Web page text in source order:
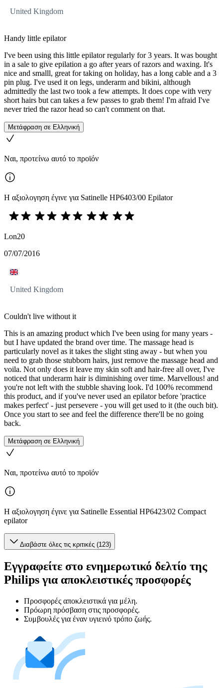
United Kingdom
Handy little epilator
I've been using this little epilator regularly for 3 years. It was bought
in a sale to give epilation a go after years of razors and waxing. It's
nice and smalll, great for taking on holiday, has a long cable and a 3
pin plug. I've used it on legs, underarm and bikini, although
admittedly the last two took a few attempts. It does cope with very
short hairs but can takes a few passes to grab them! I'm afraid I've
never tried the razor head so can't comment on that.
Μετάφραση σε Ελληνική
Ναι, προτείνω αυτό το προϊόν
Η αξιολογηση έγινε για Satinelle HP6403/00 Epilator
Lon20
07/07/2016
United Kingdom
Couldn't live without it
This is an amazing product which I've been using for many years -
but I have updated the brand over time. The massage head is
particularly novel as it takes the slight sting away - but when you
need to grab those stubborn hairs, just remove the massage head and
voila. Not only does it leave my skin soft and hair-free all over, I've
noticed that underarm hair is diminishing over time. Marvellous! and
you're not left with the stubble shaving look. I'd 100% recommend
this product, and if you've never used an epilator before 'practice
makes perfect' - just persevere - you will get used to it (the ouch bit).
Once you start to see and feel the difference there'll be no going
back.
Μετάφραση σε Ελληνική
Ναι, προτείνω αυτό το προϊόν
Η αξιολογηση έγινε για Satinelle Essential HP6423/02 Compact
epilator
Διαβάστε όλες τις κριτικές (123)
Εγγραφείτε στο ενημερωτικό δελτίο της
Philips για αποκλειστικές προσφορές
Προσφορές αποκλειστικά για μέλη.
Πρόωρη πρόσβαση στις προσφορές.
Συμβουλές για έναν υγιεινό τρόπο ζωής.